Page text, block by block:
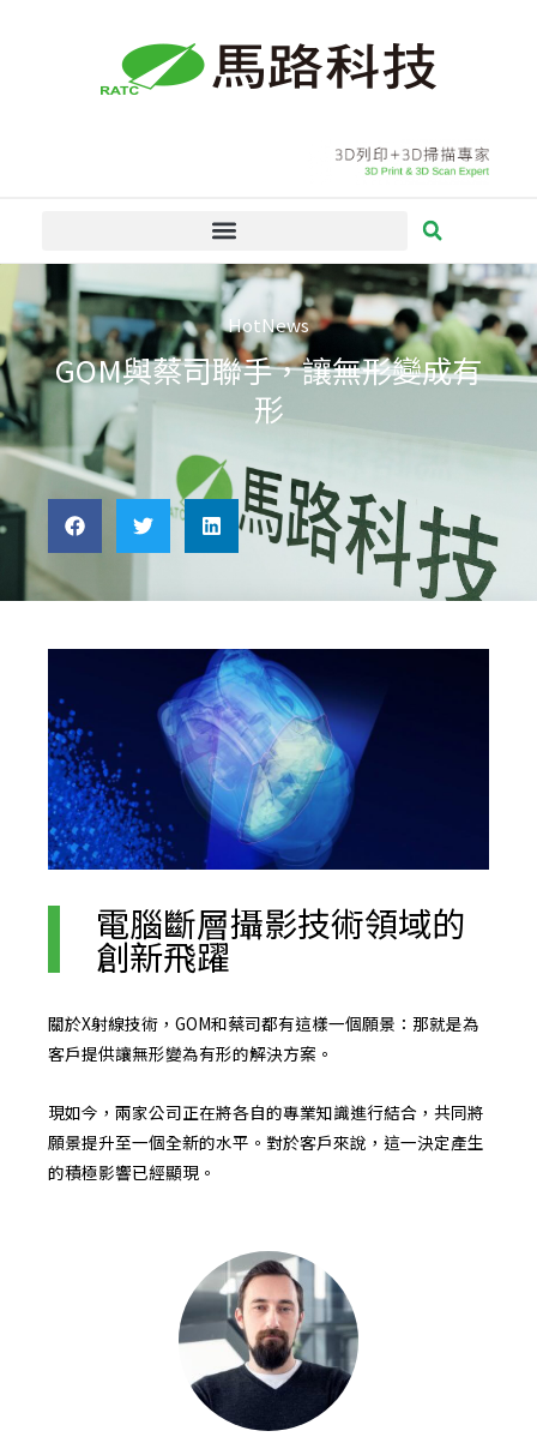
HotNews
GOM與蔡司聯手，讓無形變成有
形
電腦斷層攝影技術領域的
創新飛躍
關於X射線技術，GOM和蔡司都有這樣一個願景：那就是為
客戶提供讓無形變為有形的解決方案。
現如今，兩家公司正在將各自的專業知識進行結合，共同將
願景提升至一個全新的水平。對於客戶來說，這一決定產生
的積極影響已經顯現。